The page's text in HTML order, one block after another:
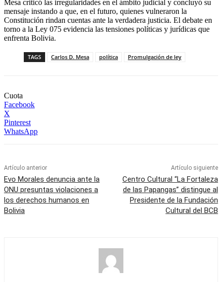
Mesa criticó las irregularidades en el ámbito judicial y concluyó su
mensaje instando a que, en el futuro, quienes vulneraron la
Constitución rindan cuentas ante la verdadera justicia. El debate en
torno a la Ley 075 evidencia las tensiones políticas y jurídicas que
enfrenta Bolivia.
TAGS Carlos D. Mesa política Promulgación de ley
Cuota
Facebook
X
Pinterest
WhatsApp
Artículo anterior
Evo Morales denuncia ante la
ONU presuntas violaciones a
los derechos humanos en
Bolivia
Artículo siguiente
Centro Cultural “La Fortaleza
de las Papangas” distingue al
Presidente de la Fundación
Cultural del BCB